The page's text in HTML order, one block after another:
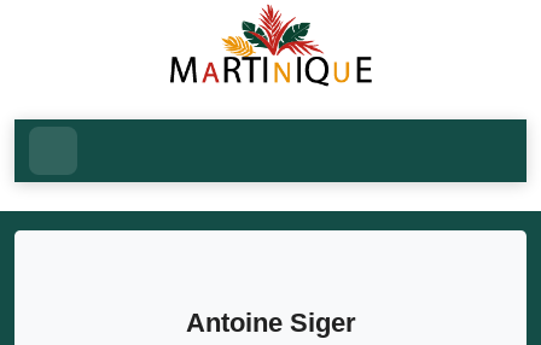
Antoine Siger